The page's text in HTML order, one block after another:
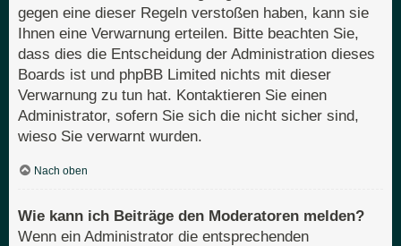
gegen eine dieser Regeln verstoßen haben, kann sie
Ihnen eine Verwarnung erteilen. Bitte beachten Sie,
dass dies die Entscheidung der Administration dieses
Boards ist und phpBB Limited nichts mit dieser
Verwarnung zu tun hat. Kontaktieren Sie einen
Administrator, sofern Sie sich die nicht sicher sind,
wieso Sie verwarnt wurden.
Nach oben
Wie kann ich Beiträge den Moderatoren melden?
Wenn ein Administrator die entsprechenden